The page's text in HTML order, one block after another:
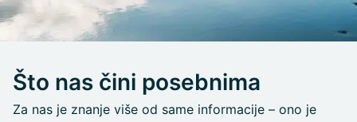
Što nas čini posebnima
Za nas je znanje više od same informacije – ono je